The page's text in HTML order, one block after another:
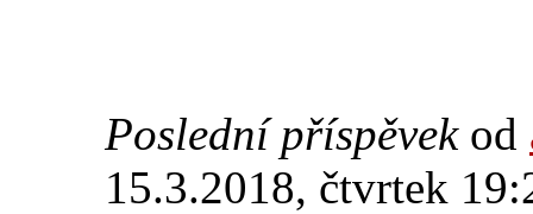
Poslední příspěvek od
15.3.2018, čtvrtek